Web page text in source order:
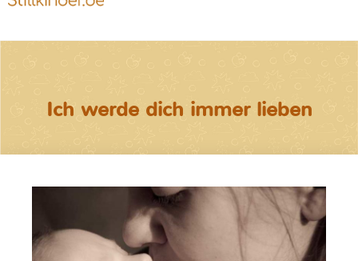
Ich werde dich immer lieben